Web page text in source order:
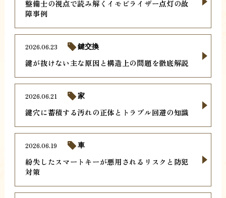
整備士の視点で読み解くイモビライザー点灯の故
障事例
鍵が抜けない主な原因と構造上の問題を徹底解説
2026.06.23 鍵交換
鍵穴に蓄積する汚れの正体とトラブル回避の知識
2026.06.21 家
紛失したスマートキーが悪用されるリスクと防犯
対策
2026.06.19 車